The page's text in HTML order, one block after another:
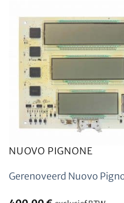
NUOVO PIGNONE
Gerenoveerd Nuovo